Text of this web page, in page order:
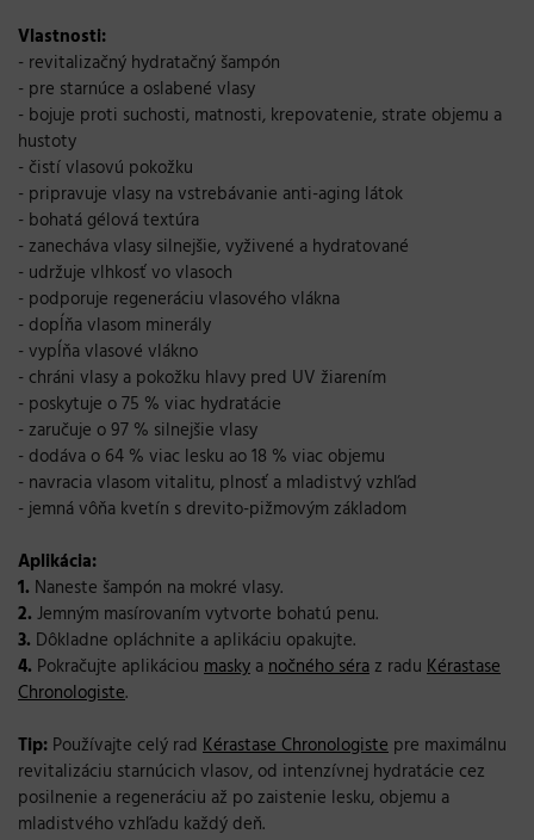
Vlastnosti:
- revitalizačný hydratačný šampón
- pre starnúce a oslabené vlasy
- bojuje proti suchosti, matnosti, krepovatenie, strate objemu a
hustoty
- čistí vlasovú pokožku
- pripravuje vlasy na vstrebávanie anti-aging látok
- bohatá gélová textúra
- zanecháva vlasy silnejšie, vyživené a hydratované
- udržuje vlhkosť vo vlasoch
- podporuje regeneráciu vlasového vlákna
- dopĺňa vlasom minerály
- vypĺňa vlasové vlákno
- chráni vlasy a pokožku hlavy pred UV žiarením
- poskytuje o 75 % viac hydratácie
- zaručuje o 97 % silnejšie vlasy
- dodáva o 64 % viac lesku ao 18 % viac objemu
- navracia vlasom vitalitu, plnosť a mladistvý vzhľad
- jemná vôňa kvetín s drevito-pižmovým základom
Aplikácia:
1. Naneste šampón na mokré vlasy.
2. Jemným masírovaním vytvorte bohatú penu.
3. Dôkladne opláchnite a aplikáciu opakujte.
4. Pokračujte aplikáciou masky anočného séra z radu Kérastase
Chronologiste.
Tip: Používajte celý rad Kérastase Chronologiste pre maximálnu
revitalizáciu starnúcich vlasov, od intenzívnej hydratácie cez
posilnenie a regeneráciu až po zaistenie lesku, objemu a
mladistvého vzhľadu každý deň.